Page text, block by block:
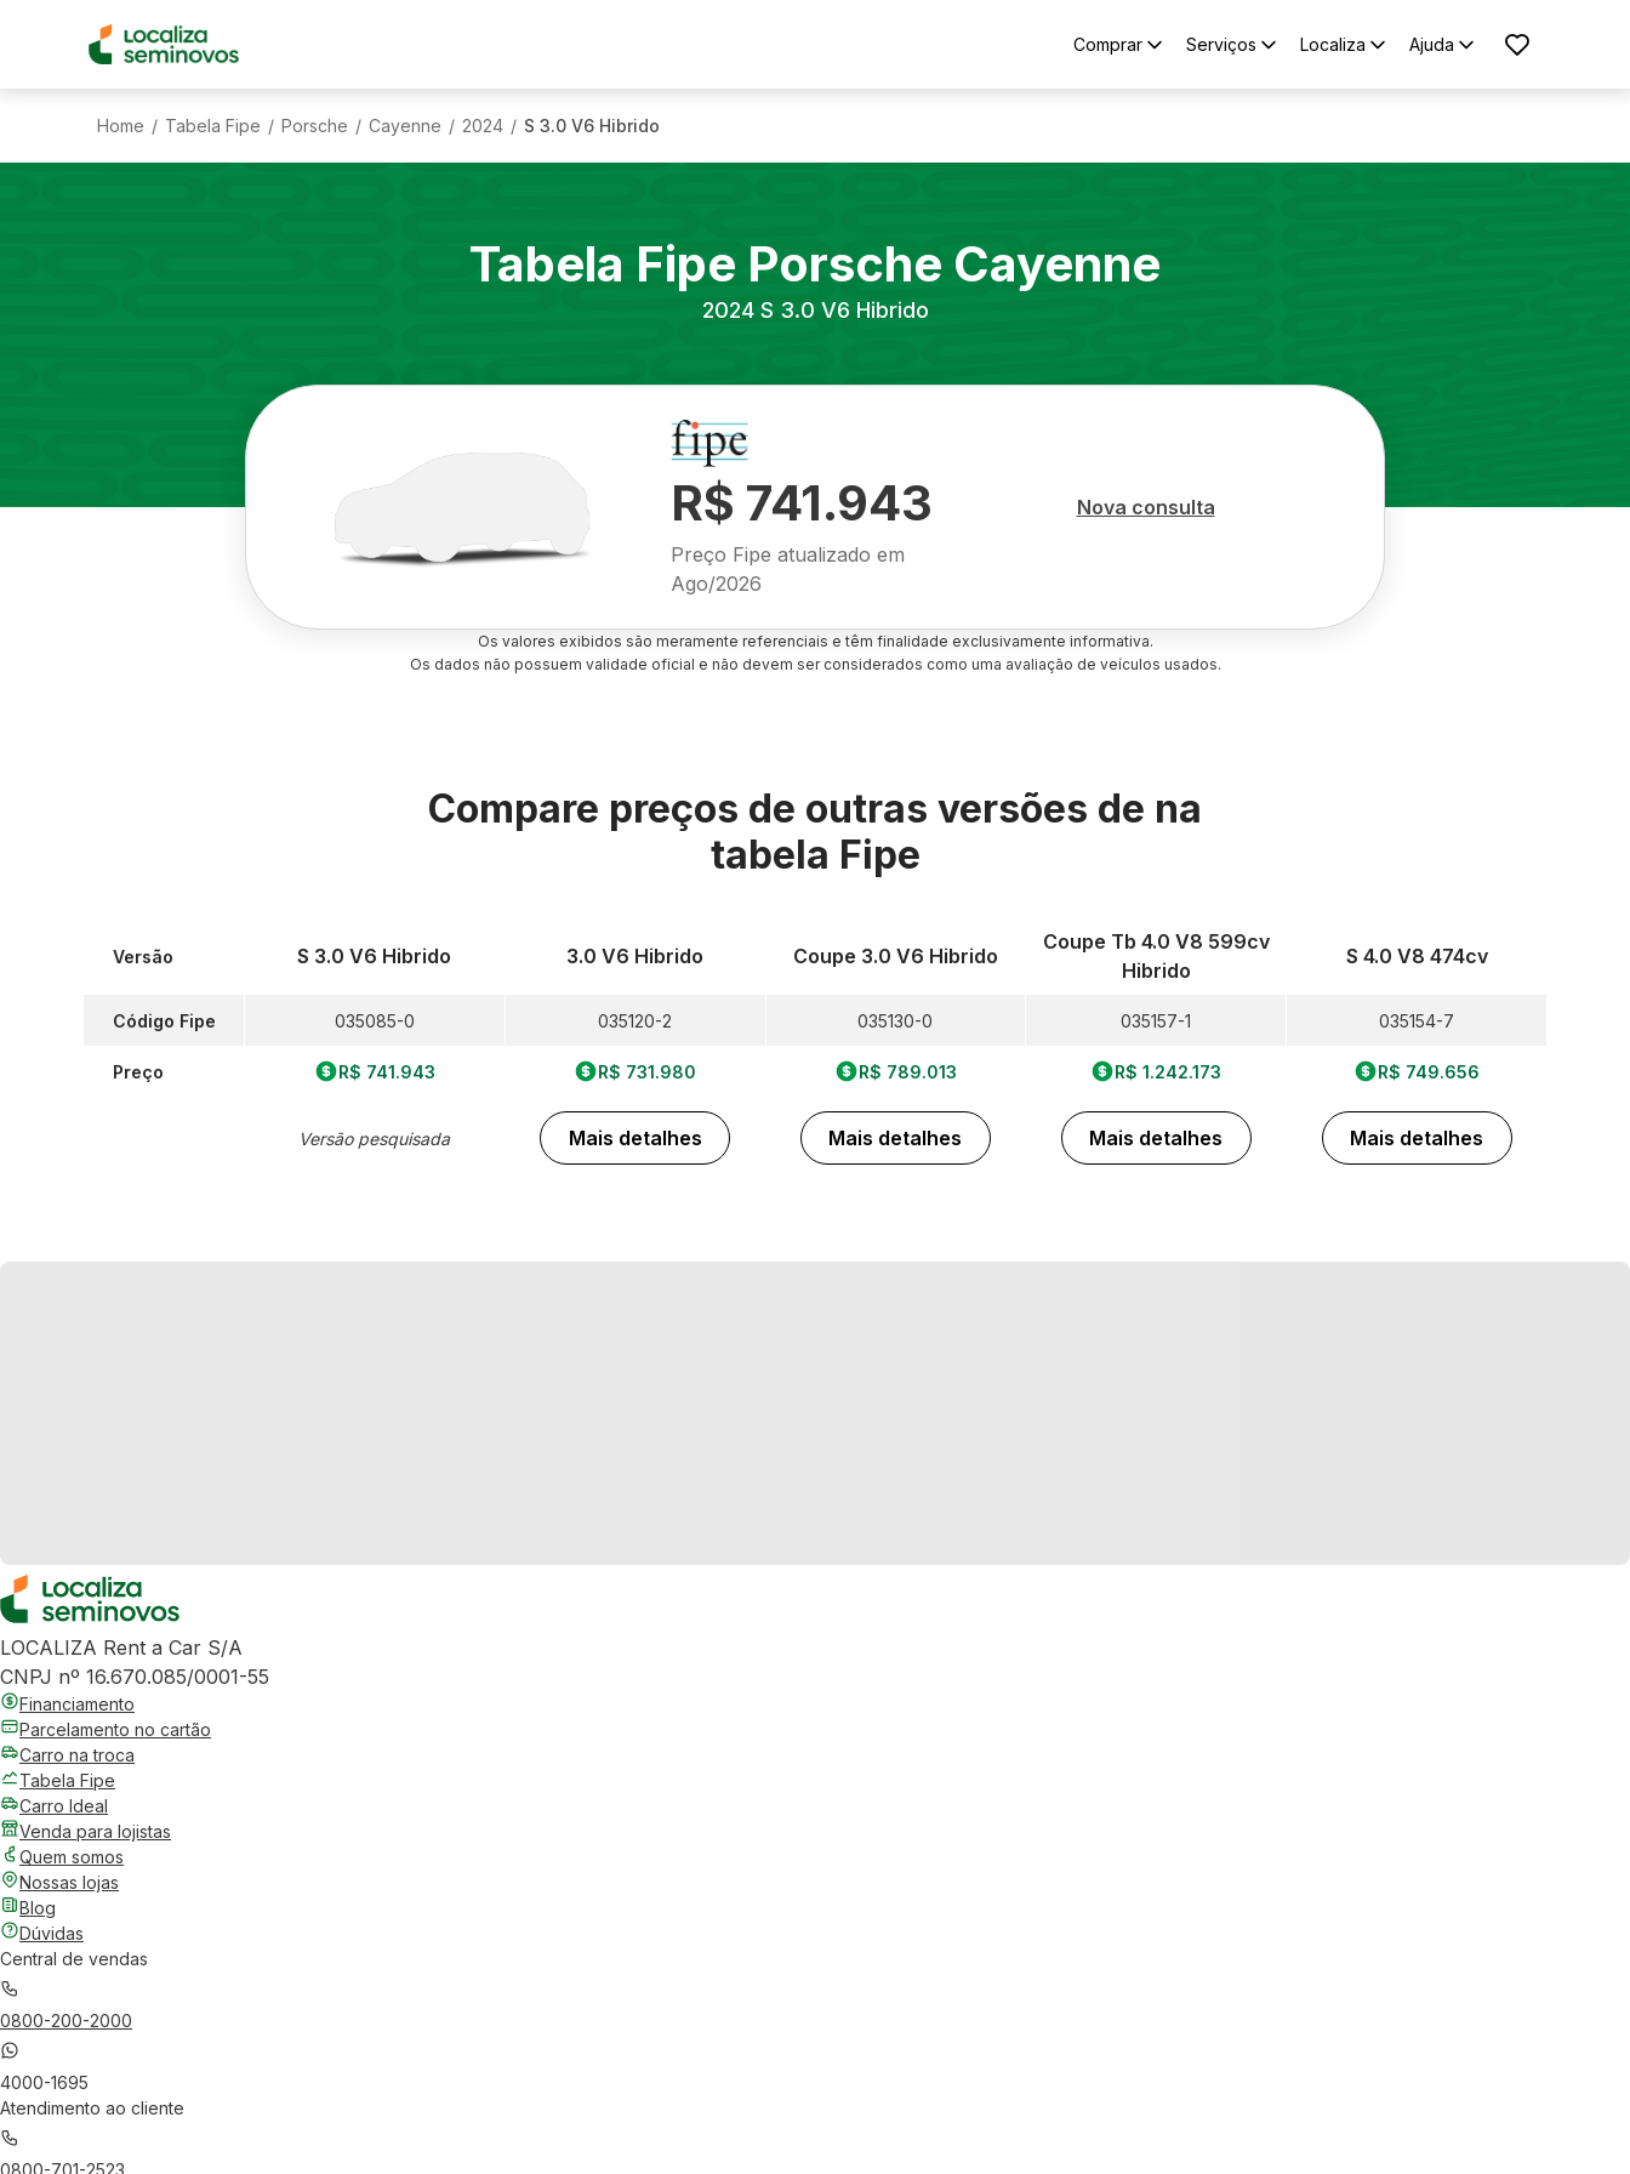
Comprar Serviços Localiza Ajuda
Home / Tabela Fipe / Porsche / Cayenne / 2024 / S 3.0 V6 Hibrido
Tabela Fipe Porsche Cayenne
2024 S 3.0 V6 Hibrido
R$ 741.943
Preço Fipe atualizado em
Ago/2026
Nova consulta
Os valores exibidos são meramente referenciais e têm finalidade exclusivamente informativa.
Os dados não possuem validade oficial e não devem ser considerados como uma avaliação de veículos usados.
Compare preços de outras versões de na
tabela Fipe
Versão
Código Fipe
Preço
S 3.0 V6 Hibrido
035085-0
R$ 741.943
Versão pesquisada
3.0 V6 Hibrido
035120-2
R$ 731.980
Mais detalhes
Coupe 3.0 V6 Hibrido
035130-0
R$ 789.013
Mais detalhes
Coupe Tb 4.0 V8 599cv
Hibrido
035157-1
R$ 1.242.173
Mais detalhes
S 4.0 V8 474cv
035154-7
R$ 749.656
Mais detalhes
LOCALIZA Rent a Car S/A
CNPJ nº 16.670.085/0001-55
Financiamento
Parcelamento no cartão
Carro na troca
Tabela Fipe
Carro Ideal
Venda para lojistas
Quem somos
Nossas lojas
Blog
Dúvidas
Central de vendas
0800-200-2000
4000-1695
Atendimento ao cliente
0800-701-2523